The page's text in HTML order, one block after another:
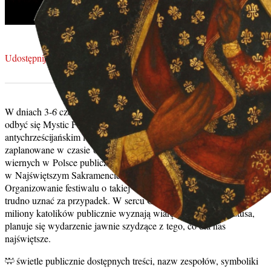
Udostępnij petycję
W dniach 3-6 czerwca 2026 r. na terenie Stoczni Gdańskiej ma
odbyć się Mystic Festival – wydarzenie o wyraźnie
antychrześcijańskim i bluźnierczym charakterze. Zostało ono
zaplanowane w czasie Uroczystości Bożego Ciała, gdy miliony
wiernych w Polsce publicznie oddają cześć Panu Jezusowi
w Najświętszym Sakramencie na procesjach eucharystycznych.
Organizowanie festiwalu o takiej wymowie właśnie w tym dniu
trudno uznać za przypadek. W sercu Gdańska, w czasie, gdy
miliony katolików publicznie wyznają wiarę w Jezusa Chrystusa,
planuje się wydarzenie jawnie szydzące z tego, co dla nas
najświętsze.
W świetle publicznie dostępnych treści, nazw zespołów, symboliki